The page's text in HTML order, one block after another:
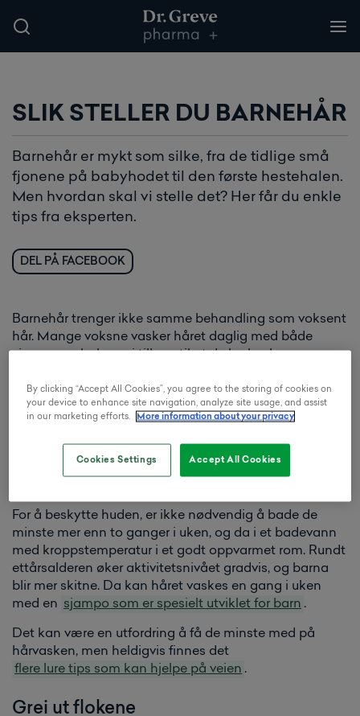
SLIK STELLER DU BARNEHÅR
Barnehår er mykt som silke, fra de tidlige små
fjonene på babyhodet til den første hestehalen.
Men hvordan skal vi stelle det? Her får du enkle
tips fra eksperten.
DEL PÅ FACEBOOK
Barnehår trenger ikke samme behandling som voksent
hår. Mange voksne vasker håret daglig med både
sjampo og balsam, i tillegg til at de bruker kurer og
ikke barn.
under ett år, understreker Lise Holm-Glad, frisør og
For å beskytte huden, er ikke nødvendig å bade de
minste mer enn to ganger i uken, og da i et badevann
med kroppstemperatur i et godt oppvarmet rom. Rundt
ettårsalderen øker aktivitetsnivået gradvis, og barna
blir mer skitne. Da kan håret vaskes en gang i uken
med en sjampo som er spesielt utviklet for barn .
Det kan være en utfordring å få de minste med på
hårvasken, men heldigvis finnes det
flere lure tips som kan hjelpe på veien .
Grei ut flokene
By clicking “Accept All Cookies”, you agree to the storing of cookies on
your device to enhance site navigation, analyze site usage, and assist
in our marketing efforts.
More information about your privacy
Cookies Settings Accept All Cookies